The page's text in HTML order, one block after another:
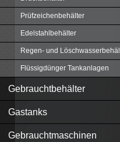
Prüfzeichenbehälter
Edelstahlbehälter
Regen- und
Flüssigdünger Tankanlagen
Gebrauchtbehälter
Gastanks
Gebrauchtmaschinen